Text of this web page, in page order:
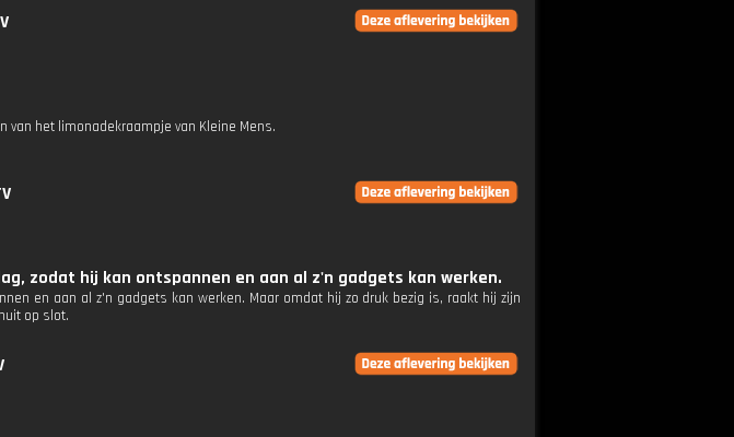
van het limonadekraampje van Kleine Mens.
zodat hij kan ontspannen en aan al z'n gadgets kan werken.
en aan al z'n gadgets kan werken. Maar omdat hij zo druk bezig is, raakt hij zijn
op slot.